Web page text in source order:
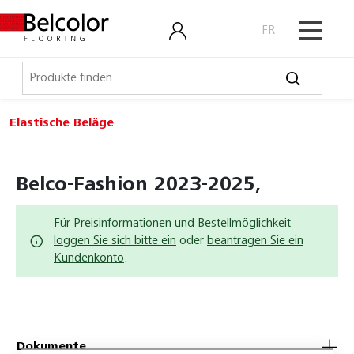
FR
Elastische Beläge
Belco-Fashion 2023-2025,
Für Preisinformationen und Bestellmöglichkeit
loggen Sie sich bitte ein oder beantragen Sie ein
Kundenkonto.
Dokumente
Elastische Beläge
Bullet Board